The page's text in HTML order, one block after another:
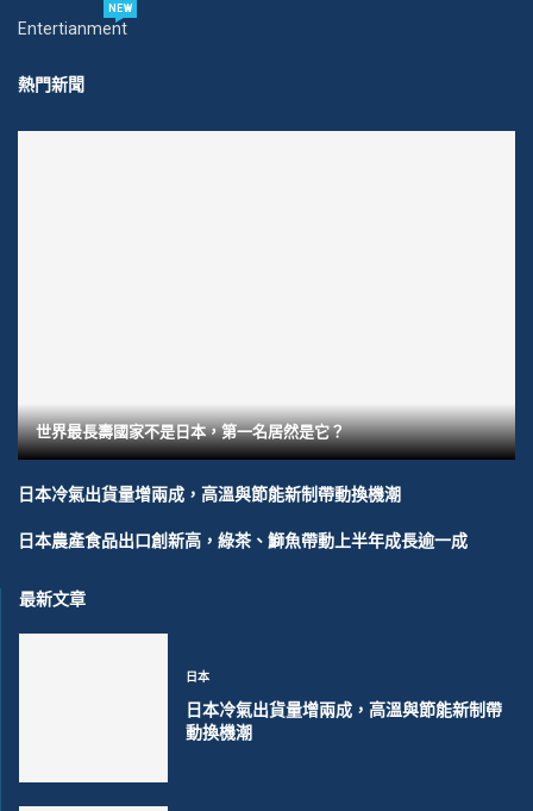
Entertianment
NEW
熱門新聞
世界最長壽國家不是日本，第一名居然是它？
日本冷氣出貨量增兩成，高溫與節能新制帶動換機潮
日本農產食品出口創新高，綠茶、鰤魚帶動上半年成長逾一成
最新文章
日本
日本冷氣出貨量增兩成，高溫與節能新制帶
動換機潮